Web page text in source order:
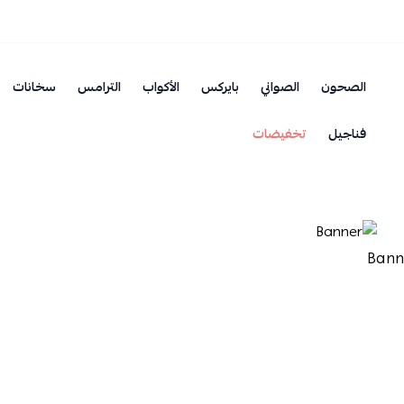
الصحون الصواني بايركس الأكواب الترامس
سخانات
فناجيل
تخفيضات